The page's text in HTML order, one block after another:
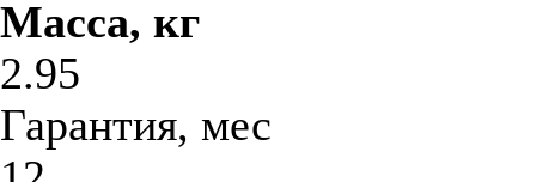
Масса, кг
2.95
Гарантия, мес